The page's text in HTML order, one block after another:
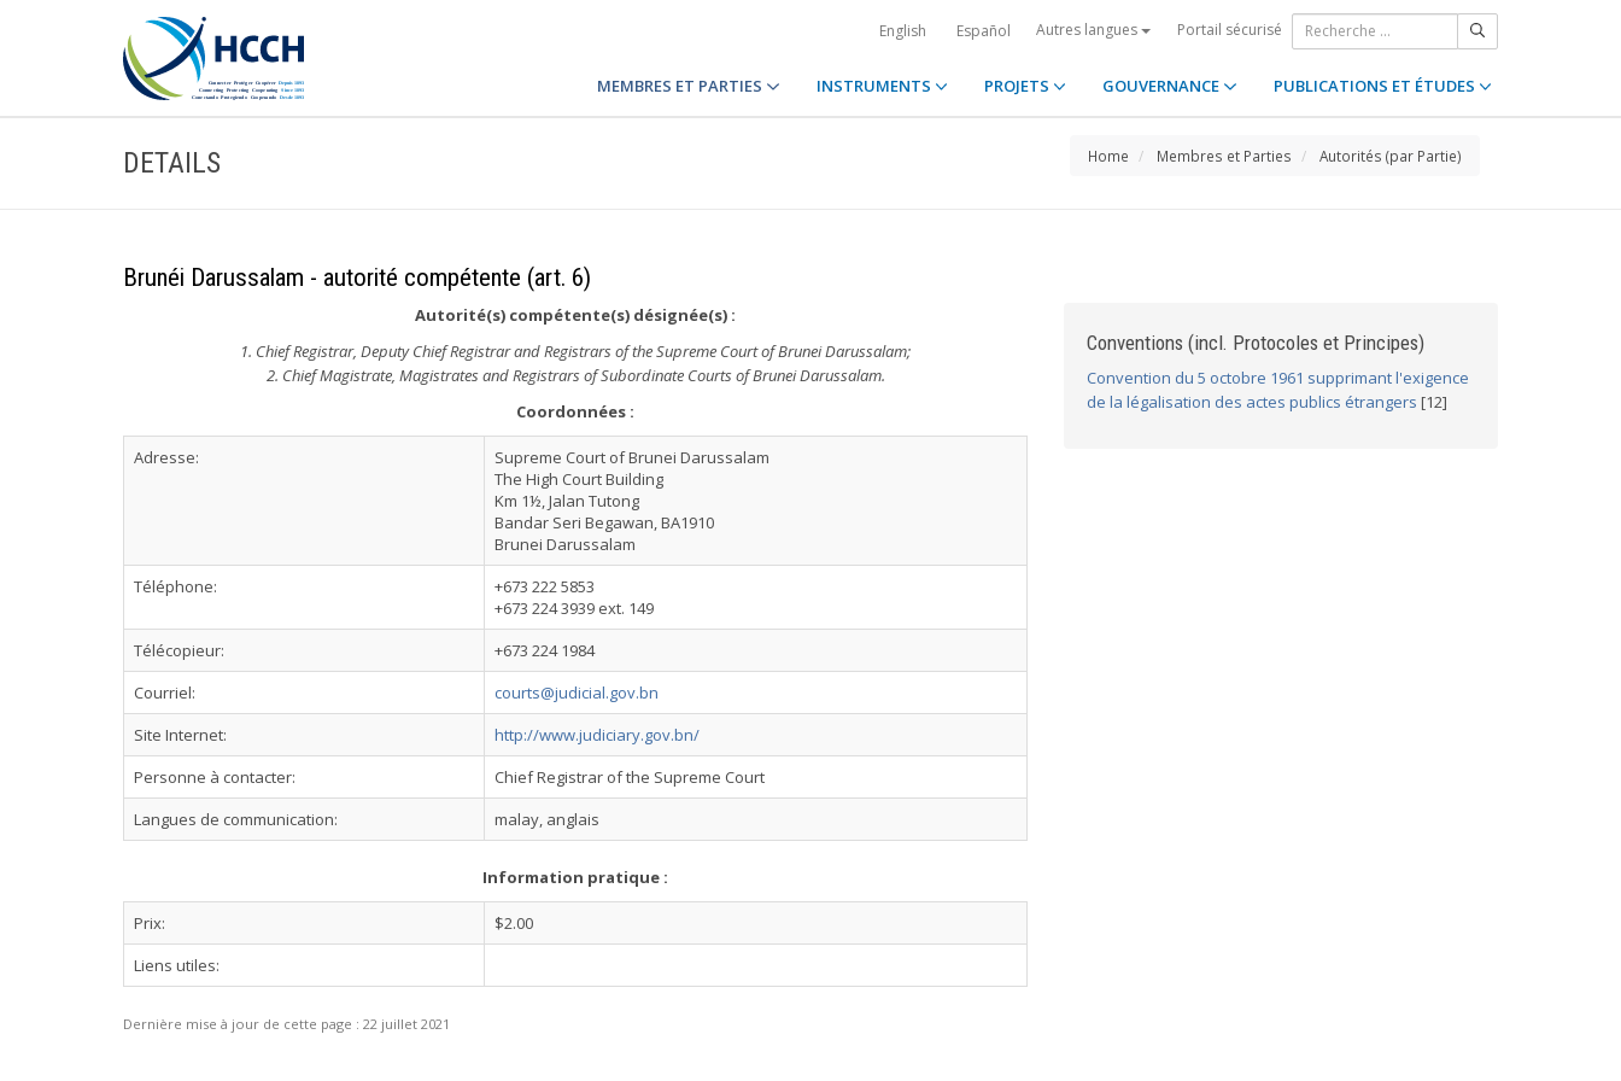
English Español Autres langues Portail sécurisé
MEMBRES ET PARTIES INSTRUMENTS PROJETS GOUVERNANCE PUBLICATIONS ET ÉTUDES
DETAILS Home Membres et Parties Autorités (par Partie)
Brunéi Darussalam - autorité compétente (art. 6)
Autorité(s) compétente(s) désignée(s) :
1. Chief Registrar, Deputy Chief Registrar and Registrars of the Supreme Court of Brunei Darussalam;
2. Chief Magistrate, Magistrates and Registrars of Subordinate Courts of Brunei Darussalam.
Coordonnées :
Adresse:
Supreme Court of Brunei Darussalam
The High Court Building
Km 1½, Jalan Tutong
Bandar Seri Begawan, BA1910
Brunei Darussalam
Téléphone:
+673 222 5853
+673 224 3939 ext. 149
Télécopieur:
+673 224 1984
Courriel:
courts@judicial.gov.bn
Site Internet:
http://www.judiciary.gov.bn/
Personne à contacter:
Chief Registrar of the Supreme Court
Langues de communication:
malay, anglais
Information pratique :
Prix:
$2.00
Liens utiles:
Dernière mise à jour de cette page : 22 juillet 2021
Conventions (incl. Protocoles et Principes)
Convention du 5 octobre 1961 supprimant l'exigence
de la légalisation des actes publics étrangers [12]